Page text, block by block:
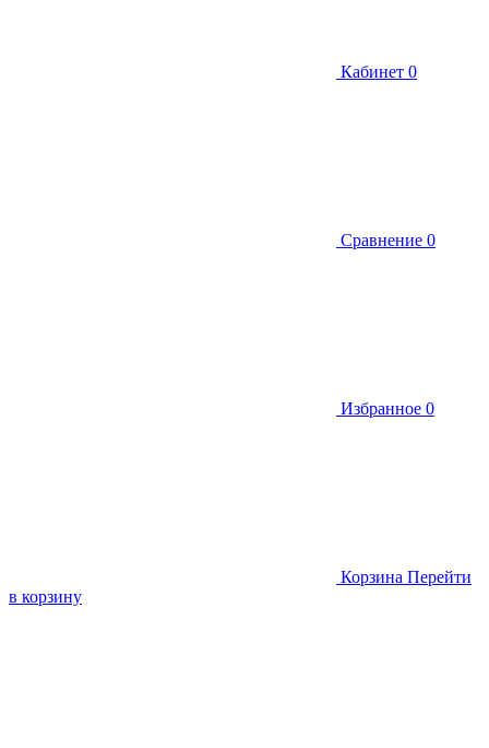
Кабинет 0
Сравнение 0
Избранное 0
Корзина Перейти
в корзину